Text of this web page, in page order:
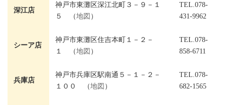
深江店
神戸市東灘区深江北町３－９－１
５ （地図 ）
TEL.078-
431-9962
シーア店
神戸市東灘区住吉本町１－２－
１ （地図 ）
TEL.078-
858-6711
兵庫店
神戸市兵庫区駅南通５－１－２－
１００ （地図 ）
TEL.078-
682-1565